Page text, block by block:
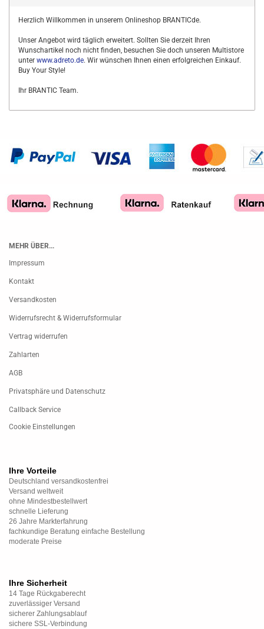
Herzlich Willkommen in unserem Onlineshop BRANTICde.
Unser Angebot wird täglich erweitert. Sollten Sie derzeit Ihren
Wunschartikel noch nicht finden, besuchen Sie doch unseren Multistore
unter www.adreto.de. Wir wünschen Ihnen einen erfolgreichen Einkauf.
Buy Your Style!
Ihr BRANTIC Team.
MEHR ÜBER...
Impressum
Kontakt
Versandkosten
Widerrufsrecht & Widerrufsformular
Vertrag widerrufen
Zahlarten
AGB
Privatsphäre und Datenschutz
Callback Service
Cookie Einstellungen
Ihre Vorteile
Deutschland versandkostenfrei
Versand weltweit
ohne Mindestbestellwert
schnelle Lieferung
26 Jahre Markterfahrung
fachkundige Beratung einfache Bestellung
moderate Preise
Ihre Sicherheit
14 Tage Rückgaberecht
zuverlässiger Versand
sicherer Zahlungsablauf
sichere SSL-Verbindung